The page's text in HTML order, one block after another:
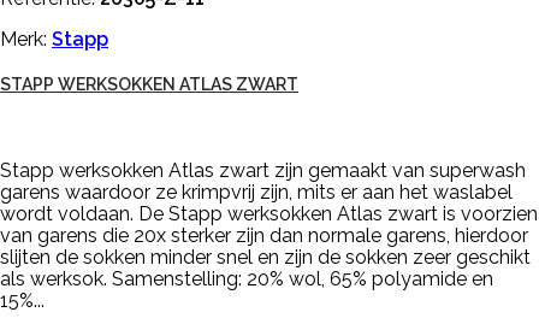
Merk: Stapp
STAPP WERKSOKKEN ATLAS ZWART
Stapp werksokken Atlas zwart zijn gemaakt van superwash
garens waardoor ze krimpvrij zijn, mits er aan het waslabel
wordt voldaan. De Stapp werksokken Atlas zwart is voorzien
van garens die 20x sterker zijn dan normale garens, hierdoor
slijten de sokken minder snel en zijn de sokken zeer geschikt
als werksok. Samenstelling: 20% wol, 65% polyamide en
15%...